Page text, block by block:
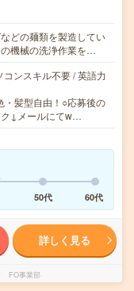
どの麺類を製造してい
機械の洗浄作業を…
ンスキル不要 / 英語力
・髪型自由！○応募後の
ク↓メールにてw…
50代 60代
詳しく見る
FO事業部